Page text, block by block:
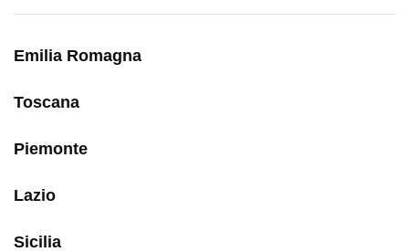
Emilia Romagna
Toscana
Piemonte
Lazio
Sicilia